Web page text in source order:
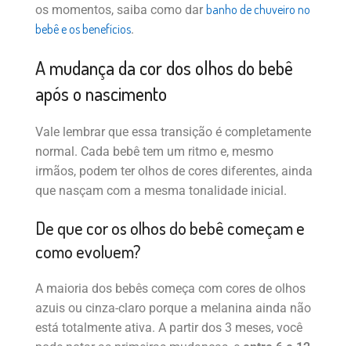
os momentos, saiba como dar banho de chuveiro no
bebê e os benefícios.
A mudança da cor dos olhos do bebê
após o nascimento
Vale lembrar que essa transição é completamente
normal. Cada bebê tem um ritmo e, mesmo
irmãos, podem ter olhos de cores diferentes, ainda
que nasçam com a mesma tonalidade inicial.
De que cor os olhos do bebê começam e
como evoluem?
A maioria dos bebês começa com cores de olhos
azuis ou cinza-claro porque a melanina ainda não
está totalmente ativa. A partir dos 3 meses, você